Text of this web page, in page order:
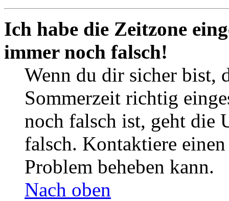
Ich habe die Zeitzone
immer noch falsch!
Wenn du dir sicher bist,
Sommerzeit richtig
noch falsch ist, geht die
falsch. Kontaktiere
Problem beheben kann.
Nach oben